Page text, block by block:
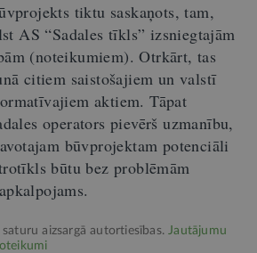
tiktu saskaņots, tam,
AS “Sadales tīkls” izsniegtajām
(noteikumiem). Otrkārt, tas
citiem saistošajiem un valstī
aktiem. Tāpat
operators pievērš uzmanību,
būvprojektam potenciāli
būtu bez problēmām
aizsargā autortiesības.Jautājumu